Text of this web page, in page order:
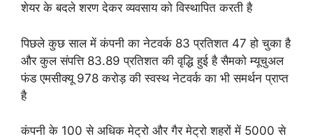
शेयर के बदले शरण देकर व्यवसाय को विस्थापित करती है
पिछले कुछ साल में कंपनी का नेटवर्क 83 प्रतिशत 47 हो चुका है
और कुल संपत्ति 83.89 प्रतिशत की वृद्धि हुई है सैमको म्यूचुअल
फंड एमसीक्यू 978 करोड़ की स्वस्थ नेटवर्क का भी समर्थन प्राप्त
है
कंपनी के 100 से अधिक मेट्रो और गैर मेट्रो शहरों में 5000 से